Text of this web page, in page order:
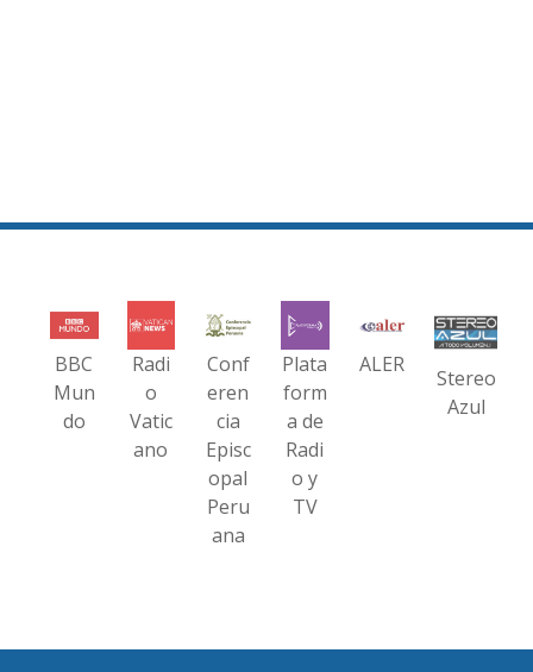
BBC
Mun
do
Radi
o
Vatic
ano
Conf
eren
cia
Episc
opal
Peru
ana
Plata
form
a de
Radi
o y
TV
ALER
Stereo
Azul